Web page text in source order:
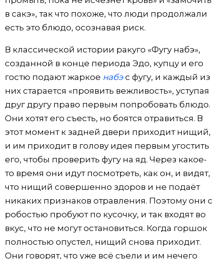
в сакэ», так что похоже, что люди продолжали
есть это блюдо, осознавая риск.
В классической истории ракуго «Фугу набэ»,
созданной в конце периода Эдо, купцу и его
гостю подают жаркое набэс фугу, и каждый из
них старается «проявить вежливость», уступая
друг другу право первым попробовать блюдо.
Они хотят его съесть, но боятся отравиться. В
этот момент к задней двери приходит нищий,
и им приходит в голову идея первым угостить
его, чтобы проверить фугу на яд. Через какое-
то время они идут посмотреть, как он, и видят,
что нищий совершенно здоров и не подаёт
никаких признаков отравления. Поэтому они с
робостью пробуют по кусочку, и так входят во
вкус, что не могут остановиться. Когда горшок
полностью опустел, нищий снова приходит.
Они говорят, что уже всё съели и им нечего